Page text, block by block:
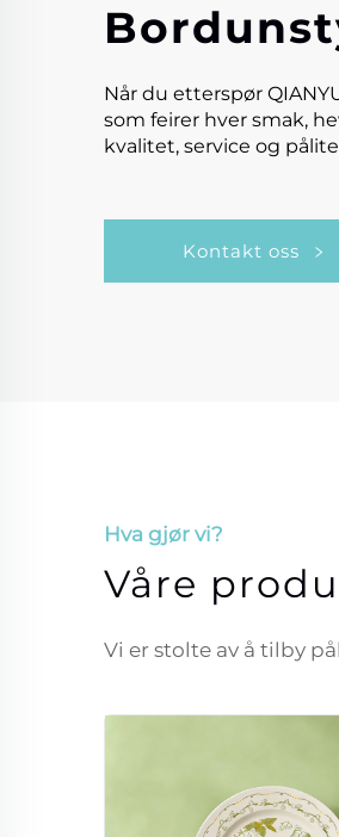
Når du etterspør
som feirer hver smak,
kvalitet, service og
Kontakt oss
Hva gjør vi?
Våre
Vi er stolte av å tilby